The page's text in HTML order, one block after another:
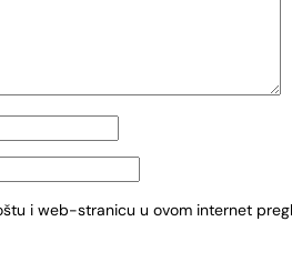
i web-stranicu u ovom internet